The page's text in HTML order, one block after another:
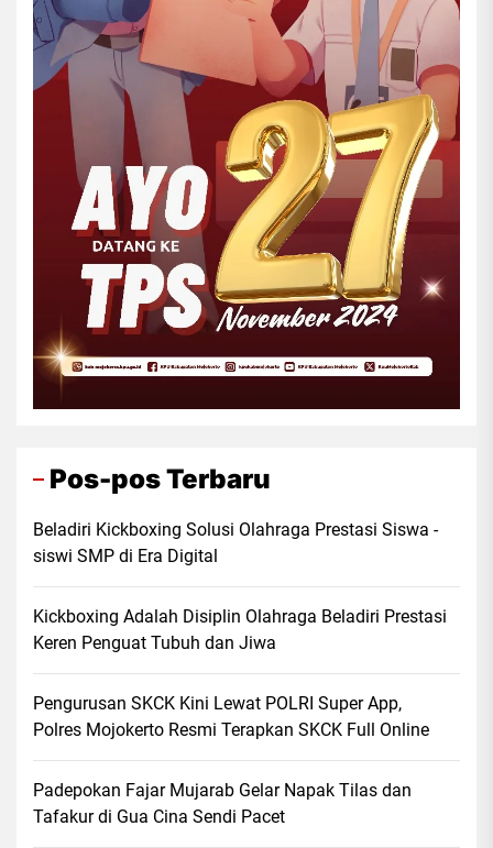
Pos-pos Terbaru
Beladiri Kickboxing Solusi Olahraga Prestasi Siswa -
siswi SMP di Era Digital
Kickboxing Adalah Disiplin Olahraga Beladiri Prestasi
Keren Penguat Tubuh dan Jiwa
Pengurusan SKCK Kini Lewat POLRI Super App,
Polres Mojokerto Resmi Terapkan SKCK Full Online
Padepokan Fajar Mujarab Gelar Napak Tilas dan
Tafakur di Gua Cina Sendi Pacet